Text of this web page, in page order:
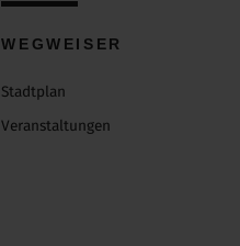
WEGWEISER
Stadtplan
Veranstaltungen